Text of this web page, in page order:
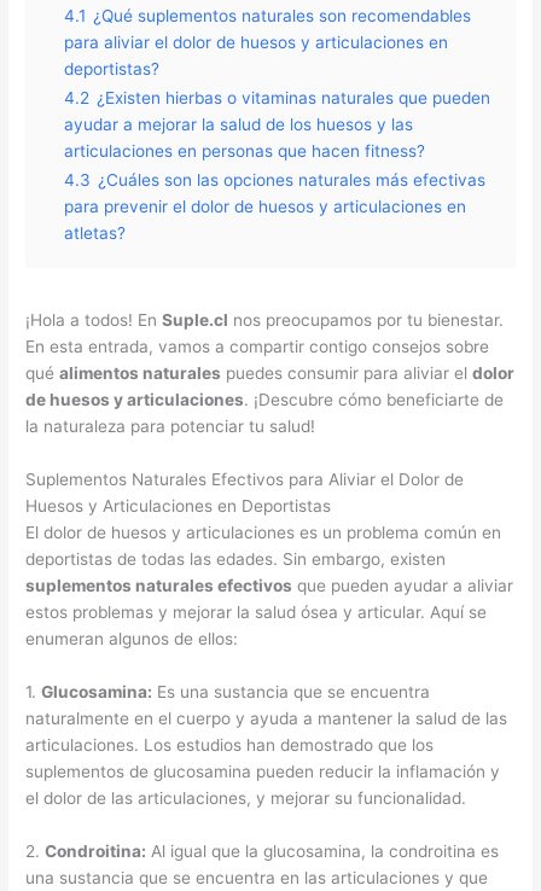
4.1 ¿Qué suplementos naturales son recomendables
para aliviar el dolor de huesos y articulaciones en
deportistas?
4.2 ¿Existen hierbas o vitaminas naturales que pueden
ayudar a mejorar la salud de los huesos y las
articulaciones en personas que hacen fitness?
4.3 ¿Cuáles son las opciones naturales más efectivas
para prevenir el dolor de huesos y articulaciones en
atletas?
¡Hola a todos! EnSuple.cl nos preocupamos por tu bienestar.
En esta entrada, vamos a compartir contigo consejos sobre
quéalimentos naturales puedes consumir para aliviar eldolor
de huesos y articulaciones. ¡Descubre cómo beneficiarte de
la naturaleza para potenciar tu salud!
Suplementos Naturales Efectivos para Aliviar el Dolor de
Huesos y Articulaciones en Deportistas
El dolor de huesos y articulaciones es un problema común en
deportistas de todas las edades. Sin embargo, existen
suplementos naturales efectivos que pueden ayudar a aliviar
estos problemas y mejorar la salud ósea y articular. Aquí se
enumeran algunos de ellos:
1.Glucosamina: Es una sustancia que se encuentra
naturalmente en el cuerpo y ayuda a mantener la salud de las
articulaciones. Los estudios han demostrado que los
suplementos de glucosamina pueden reducir la inflamación y
el dolor de las articulaciones, y mejorar su funcionalidad.
2.Condroitina: Al igual que la glucosamina, la condroitina es
una sustancia que se encuentra en las articulaciones y que